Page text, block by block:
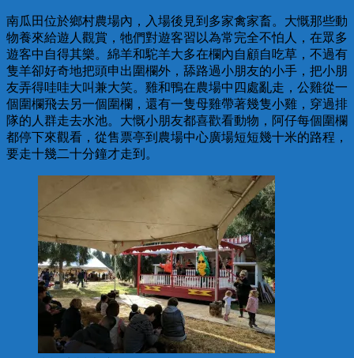
南瓜田位於鄉村農場內，入場後見到多家禽家畜。大慨那些動
物養來給遊人觀賞，牠們對遊客習以為常完全不怕人，在眾多
遊客中自得其樂。綿羊和駝羊大多在欄內自顧自吃草，不過有
隻羊卻好奇地把頭申出圍欄外，舔路過小朋友的小手，把小朋
友弄得哇哇大叫兼大笑。雞和鴨在農場中四處亂走，公雞從一
個圍欄飛去另一個圍欄，還有一隻母雞帶著幾隻小雞，穿過排
隊的人群走去水池。大慨小朋友都喜歡看動物，阿仔每個圍欄
都停下來觀看，從售票亭到農場中心廣場短短幾十米的路程，
要走十幾二十分鐘才走到。